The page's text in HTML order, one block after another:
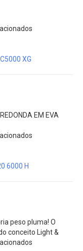
XG
EM EVA
6000 H
peso pluma! O
conceito Light &
feitos de carbono